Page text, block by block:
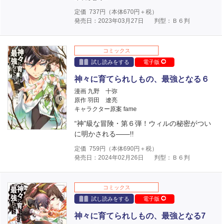
定価 737 円（本体670円＋税）
発売日：2023年03月27日
判型：Ｂ６判
コミックス
試し読みをする
電子版
神々に育てられしもの、最強となる６
漫画 九野 十弥
原作 羽田 遼亮
キャラクター原案 fame
“神”級な冒険・第６弾！ウィルの秘密がつい
に明かされる――!!
定価 759 円（本体690円＋税）
発売日：2024年02月26日
判型：Ｂ６判
コミックス
試し読みをする
電子版
神々に育てられしもの、最強となる7